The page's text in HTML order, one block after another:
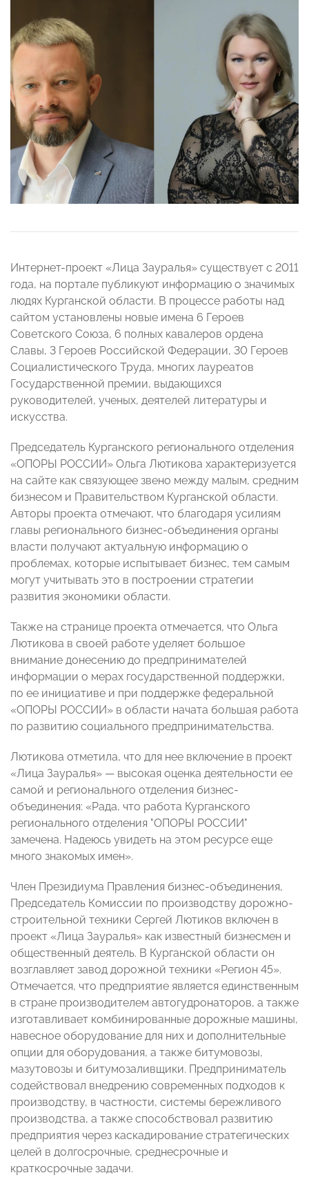
Интернет-проект «Лица Зауралья» существует с 2011
года, на портале публикуют информацию о значимых
людях Курганской области. В процессе работы над
сайтом установлены новые имена 6 Героев
Советского Союза, 6 полных кавалеров ордена
Славы, 3 Героев Российской Федерации, 30 Героев
Социалистического Труда, многих лауреатов
Государственной премии, выдающихся
руководителей, ученых, деятелей литературы и
искусства.
Председатель Курганского регионального отделения
«ОПОРЫ РОССИИ» Ольга Лютикова характеризуется
на сайте как связующее звено между малым, средним
бизнесом и Правительством Курганской области.
Авторы проекта отмечают, что благодаря усилиям
главы регионального бизнес-объединения органы
власти получают актуальную информацию о
проблемах, которые испытывает бизнес, тем самым
могут учитывать это в построении стратегии
развития экономики области.
Также на странице проекта отмечается, что Ольга
Лютикова в своей работе уделяет большое
внимание донесению до предпринимателей
информации о мерах государственной поддержки,
по ее инициативе и при поддержке федеральной
«ОПОРЫ РОССИИ» в области начата большая работа
по развитию социального предпринимательства.
Лютикова отметила, что для нее включение в проект
«Лица Зауралья» — высокая оценка деятельности ее
самой и регионального отделения бизнес-
объединения: «Рада, что работа Курганского
регионального отделения "ОПОРЫ РОССИИ"
замечена. Надеюсь увидеть на этом ресурсе еще
много знакомых имен».
Член Президиума Правления бизнес-объединения,
Председатель Комиссии по производству дорожно-
строительной техники Сергей Лютиков включен в
проект «Лица Зауралья» как известный бизнесмен и
общественный деятель. В Курганской области он
возглавляет завод дорожной техники «Регион 45».
Отмечается, что предприятие является единственным
в стране производителем автогудронаторов, а также
изготавливает комбинированные дорожные машины,
навесное оборудование для них и дополнительные
опции для оборудования, а также битумовозы,
мазутовозы и битумозаливщики. Предприниматель
содействовал внедрению современных подходов к
производству, в частности, системы бережливого
производства, а также способствовал развитию
предприятия через каскадирование стратегических
целей в долгосрочные, среднесрочные и
краткосрочные задачи.